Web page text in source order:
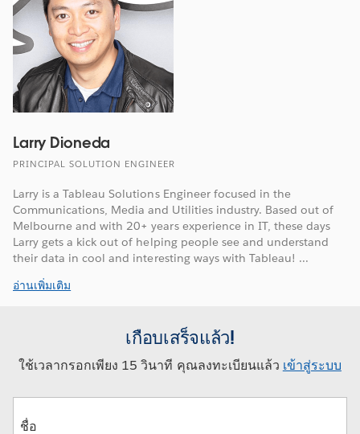
Larry Dioneda
PRINCIPAL SOLUTION ENGINEER
Larry is a Tableau Solutions Engineer focused in the
Communications, Media and Utilities industry. Based out of
Melbourne and with 20+ years experience in IT, these days
Larry gets a kick out of helping people see and understand
their data in cool and interesting ways with Tableau! ...
อ่านเพิ่มเติม
เกือบเสร็จแล้ว!
ใช้เวลากรอกเพียง 15 วินาที คุณลงทะเบียนแล้ว เข้าสู่ระบบ